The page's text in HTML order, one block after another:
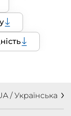
/ Українська